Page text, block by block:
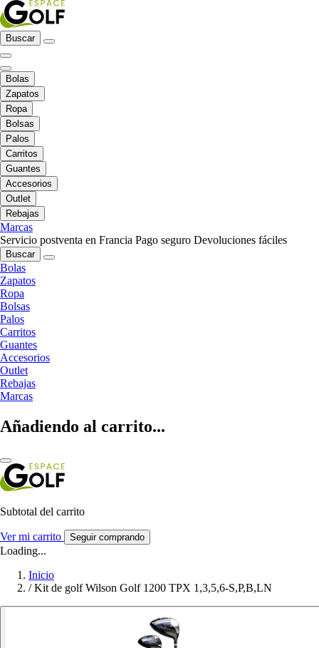
Buscar
Bolas
Zapatos
Ropa
Bolsas
Palos
Carritos
Guantes
Accesorios
Outlet
Rebajas
Marcas
Servicio postventa en Francia Pago seguro Devoluciones fáciles
Buscar
Bolas
Zapatos
Ropa
Bolsas
Palos
Carritos
Guantes
Accesorios
Outlet
Rebajas
Marcas
Añadiendo al carrito...
Subtotal del carrito
Ver mi carrito Seguir comprando
Loading...
Inicio
/ Kit de golf Wilson Golf 1200 TPX 1,3,5,6-S,P,B,LN